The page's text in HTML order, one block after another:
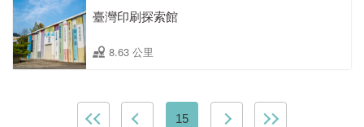
臺灣印刷探索館
8.63 公里
15